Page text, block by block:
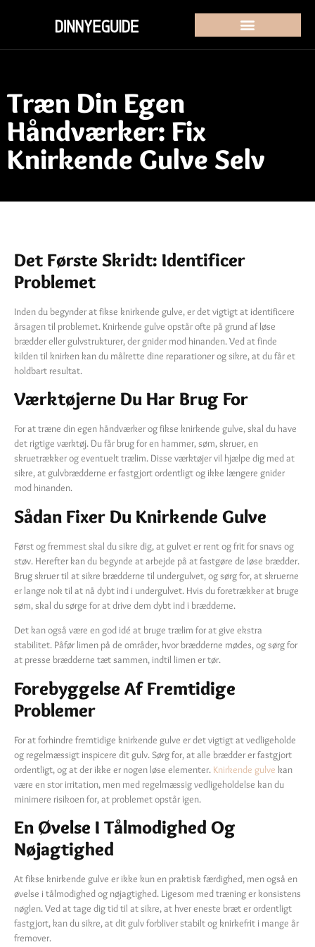
Træn Din Egen
Håndværker: Fix
Knirkende Gulve Selv
Det Første Skridt: Identificer
Problemet
Inden du begynder at fikse knirkende gulve, er det vigtigt at identificere
årsagen til problemet. Knirkende gulve opstår ofte på grund af løse
brædder eller gulvstrukturer, der gnider mod hinanden. Ved at finde
kilden til knirken kan du målrette dine reparationer og sikre, at du får et
holdbart resultat.
Værktøjerne Du Har Brug For
For at træne din egen håndværker og fikse knirkende gulve, skal du have
det rigtige værktøj. Du får brug for en hammer, søm, skruer, en
skruetrækker og eventuelt trælim. Disse værktøjer vil hjælpe dig med at
sikre, at gulvbrædderne er fastgjort ordentligt og ikke længere gnider
mod hinanden.
Sådan Fixer Du Knirkende Gulve
Først og fremmest skal du sikre dig, at gulvet er rent og frit for snavs og
støv. Herefter kan du begynde at arbejde på at fastgøre de løse brædder.
Brug skruer til at sikre brædderne til undergulvet, og sørg for, at skruerne
er lange nok til at nå dybt ind i undergulvet. Hvis du foretrækker at bruge
søm, skal du sørge for at drive dem dybt ind i brædderne.
Det kan også være en god idé at bruge trælim for at give ekstra
stabilitet. Påfør limen på de områder, hvor brædderne mødes, og sørg for
at presse brædderne tæt sammen, indtil limen er tør.
Forebyggelse Af Fremtidige
Problemer
For at forhindre fremtidige knirkende gulve er det vigtigt at vedligeholde
og regelmæssigt inspicere dit gulv. Sørg for, at alle brædder er fastgjort
ordentligt, og at der ikke er nogen løse elementer. Knirkende gulve kan
være en stor irritation, men med regelmæssig vedligeholdelse kan du
minimere risikoen for, at problemet opstår igen.
En Øvelse I Tålmodighed Og
Nøjagtighed
At fikse knirkende gulve er ikke kun en praktisk færdighed, men også en
øvelse i tålmodighed og nøjagtighed. Ligesom med træning er konsistens
nøglen. Ved at tage dig tid til at sikre, at hver eneste bræt er ordentligt
fastgjort, kan du sikre, at dit gulv forbliver stabilt og knirkefrit i mange år
fremover.